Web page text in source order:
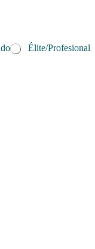
Élite/Profesional